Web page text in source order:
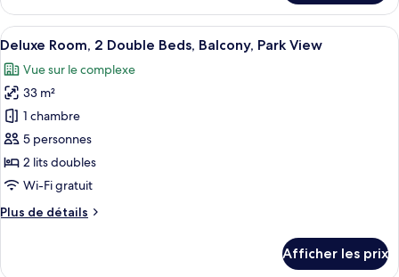
doubles,
vue
sur
le
complexe
(Balcony)
Chambre
Deluxe,
2
doubles,
vue
sur
le
complexe
(Balcony)
Afficher
toutes
les
photos
pour
ce
type
de
chambre :
Deluxe
Une chambre d’hôtel avec deux
6
Deluxe Room, 2 Double Beds, Balcony, Park View
Vue sur le complexe
33 m²
1 chambre
5 personnes
2 lits doubles
Wi-Fi gratuit
Plus de détails
Plus
Afficher les prix